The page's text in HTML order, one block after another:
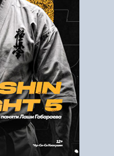
Войти
Напомнить пароль
Регистрация